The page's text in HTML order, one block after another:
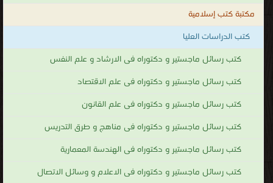
مكتبة كتب إسلامية
كتب الدراسات العليا
كتب رسائل ماجستير و دكتوراه فى الارشاد و علم النفس
كتب رسائل ماجستير و دكتوراه فى علم الاقتصاد
كتب رسائل ماجستير و دكتوراه فى علم القانون
كتب رسائل ماجستير و دكتوراه فى مناهج و طرق التدريس
كتب رسائل ماجستير و دكتوراه فى الهندسة المعمارية
كتب رسائل ماجستير و دكتوراه فى الاعلام و وسائل الاتصال